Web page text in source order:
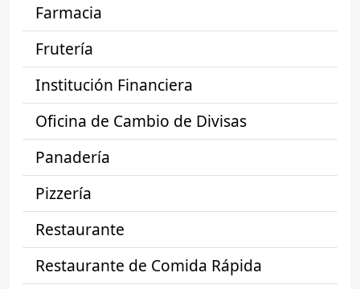
Farmacia
Frutería
Institución Financiera
Oficina de Cambio de Divisas
Panadería
Pizzería
Restaurante
Restaurante de Comida Rápida